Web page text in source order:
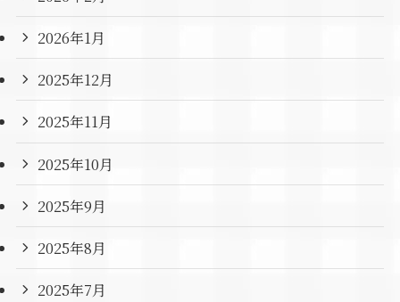
2026年1月
2025年12月
2025年11月
2025年10月
2025年9月
2025年8月
2025年7月